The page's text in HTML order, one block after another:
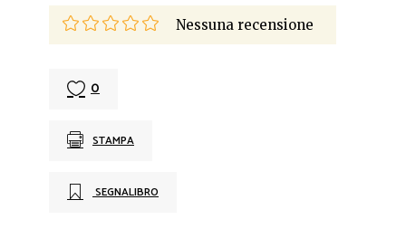
Nessuna recensione
0
STAMPA
SEGNALIBRO